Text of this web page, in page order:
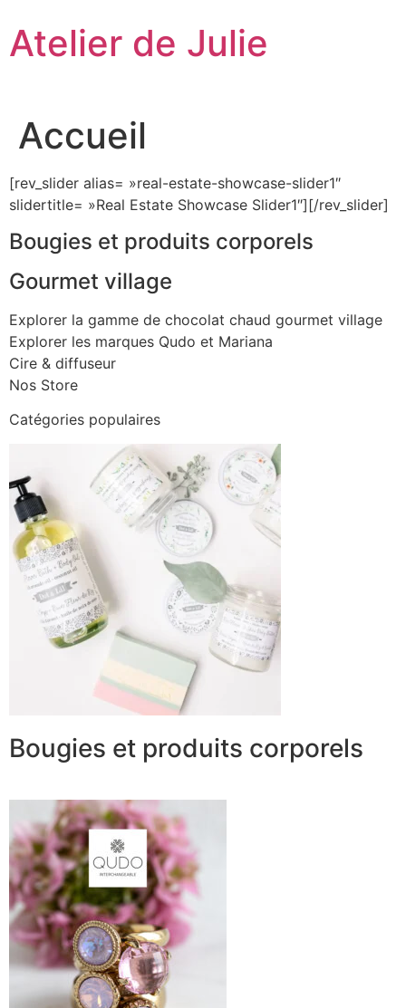
contenu
Atelier de Julie
Accueil
[rev_slider alias= »real-estate-showcase-slider1″
slidertitle= »Real Estate Showcase Slider1″][/rev_slider]
Bougies et produits corporels
Gourmet village
Explorer la gamme de chocolat chaud gourmet village
Explorer les marques Qudo et Mariana
Cire & diffuseur
Nos Store
Catégories populaires
Bougies et produits corporels